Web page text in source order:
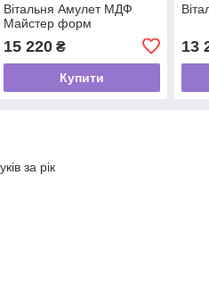
Вітальня Амулет МДФ
Майстер форм
15 220₴
Купити
13
за рік